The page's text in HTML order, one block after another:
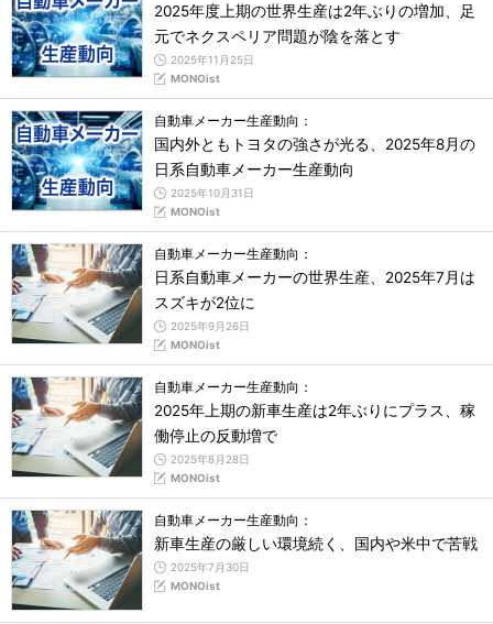
2025年度上期の世界生産は2年ぶりの増加、足
元でネクスペリア問題が陰を落とす
2025年11月25日
MONOist
自動車メーカー生産動向：
国内外ともトヨタの強さが光る、2025年8月の
日系自動車メーカー生産動向
2025年10月31日
MONOist
自動車メーカー生産動向：
日系自動車メーカーの世界生産、2025年7月は
スズキが2位に
2025年9月26日
MONOist
自動車メーカー生産動向：
2025年上期の新車生産は2年ぶりにプラス、稼
働停止の反動増で
2025年8月28日
MONOist
自動車メーカー生産動向：
新車生産の厳しい環境続く、国内や米中で苦戦
2025年7月30日
MONOist